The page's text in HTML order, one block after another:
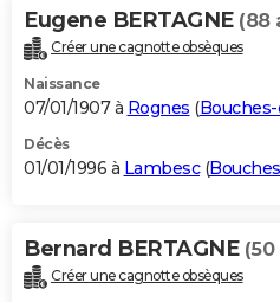
Eugene BERTAGNE (88
Créer une cagnotte obsèques
Naissance
07/01/1907 à Rognes (
Décès
01/01/1996 à Lambesc(
Bernard BERTAGNE (50
Créer une cagnotte obsèques